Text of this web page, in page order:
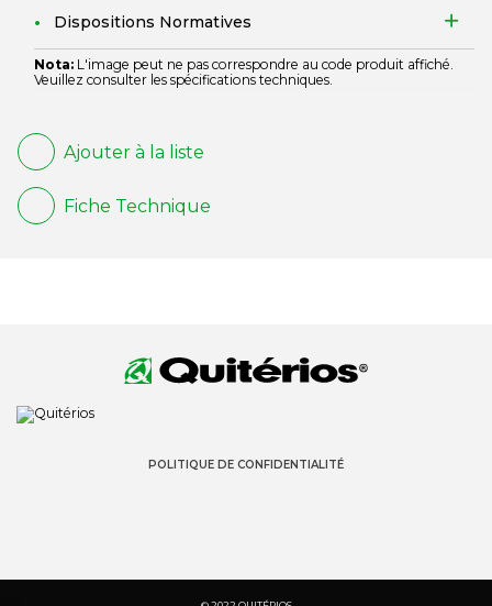
Dispositions Normatives
Nota: L'image peut ne pas correspondre au code produit affiché.
Veuillez consulter les spécifications techniques.
Ajouter à la liste
Fiche Technique
POLITIQUE DE CONFIDENTIALITÉ